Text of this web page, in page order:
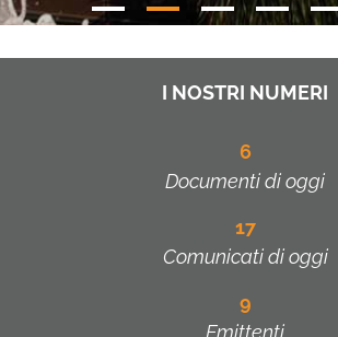
I NOSTRI NUMERI
6
Documenti di oggi
17
Comunicati di oggi
9
Emittenti